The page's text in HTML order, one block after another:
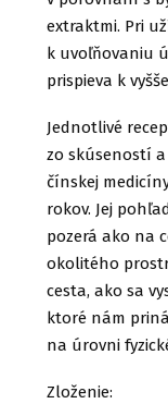
extraktmi. Pri
k uvoľňovaniu
prispieva k
Jednotlivé
zo skúseností
čínskej
rokov. Jej
pozerá ako na
okolitého
cesta, ako sa
ktoré nám
na úrovni
Zloženie: